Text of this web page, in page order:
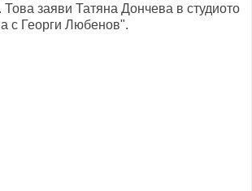
заяви Татяна Дончева в студиото
с Георги Любенов".